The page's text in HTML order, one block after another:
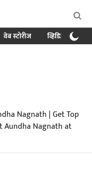
वेब स्टोरीज व्हिडिओ
Nagnath | Get Top
Aundha Nagnath at